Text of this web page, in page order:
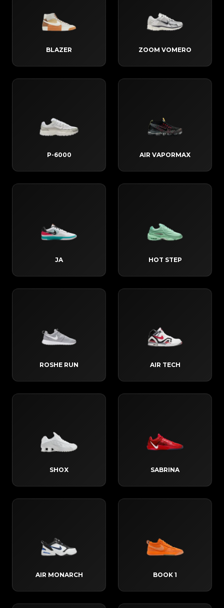
BLAZER ZOOM VOMERO
P-6000 AIR VAPORMAX
JA HOT STEP
ROSHE RUN AIR TECH
SHOX SABRINA
AIR MONARCH BOOK 1